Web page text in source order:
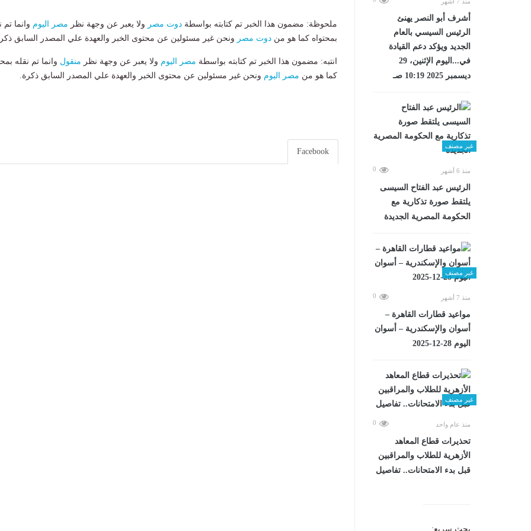
أشرف أبو النصر يهنئ
الرئيس السيسي بالعام
الجديد ويؤكد دعم القيادة
في...اليوم الإثنين، 29
ديسمبر 2025 10:19 صـ
غير مصنف
منذ 6 أشهر 0
الرئيس عبد الفتاح السيسى
يلتقط صورة تذكارية مع
الحكومة المصرية الجديدة
غير مصنف
منذ 7 أشهر 0
مواعيد قطارات القاهرة –
أسوان والإسكندرية – أسوان
اليوم 28-12-2025
غير مصنف
منذ عام واحد 0
تحذيرات قطاع المعاهد
الأزهرية للطلاب والمراقبين
قبل بدء الامتحانات.. تفاصيل
بحث سريع:
ملحوظة: مضمون هذا الخبر تم كتابته بواسطة دوت مصر ولا يعبر عن وجهة نظر مصر اليوم وانما تم
بمحتواه كما هو من دوت مصر ونحن غير مسئولين عن محتوى الخبر والعهدة علي المصدر السابق
انتبه: مضمون هذا الخبر تم كتابته بواسطة مصر اليوم ولا يعبر عن وجهة نظر منقول وانما تم نقله
كما هو من مصر اليوم ونحن غير مسئولين عن محتوى الخبر والعهدة علي المصدر السابق ذكرة.
Facebook